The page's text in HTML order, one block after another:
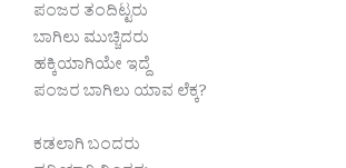
ಪಂಜರ ತಂದಿಟ್ಟರು
ಬಾಗಿಲು ಮುಚ್ಚಿದರು
ಹಕ್ಕಿಯಾಗಿಯೇ ಇದ್ದೆ
ಪಂಜರ ಬಾಗಿಲು ಯಾವ ಲೆಕ್ಕ?
ಕಡಲಾಗಿ ಬಂದರು